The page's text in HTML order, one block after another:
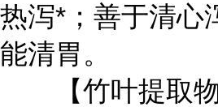
热泻*；善于清心
能清胃。
【竹叶提取物